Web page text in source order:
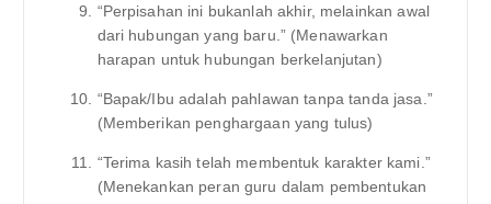
“Perpisahan ini bukanlah akhir, melainkan awal
dari hubungan yang baru.” (Menawarkan
harapan untuk hubungan berkelanjutan)
“Bapak/Ibu adalah pahlawan tanpa tanda jasa.”
(Memberikan penghargaan yang tulus)
“Terima kasih telah membentuk karakter kami.”
(Menekankan peran guru dalam pembentukan